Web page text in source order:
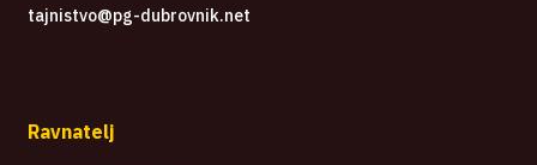
tajnistvo@pg-dubrovnik.net
Ravnatelj